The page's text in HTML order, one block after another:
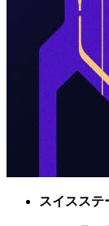
スイスステ